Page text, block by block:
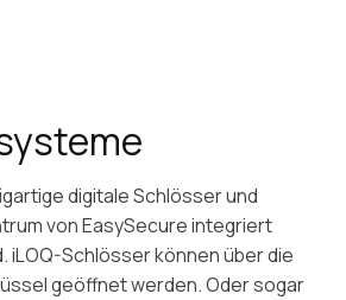
digitale Schlösser und
von EasySecure integriert
iLOQ-Schlösser können über die
geöffnet werden. Oder sogar